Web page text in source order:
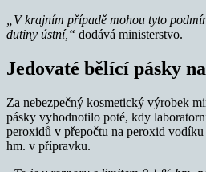
„V krajním případě mohou tyto
dutiny ústní,“ dodává ministerstvo.
Jedovaté bělící pásky
Za nebezpečný kosmetický výrobek
pásky vyhodnotilo poté, kdy
peroxidů v přepočtu na peroxid
hm. v přípravku.